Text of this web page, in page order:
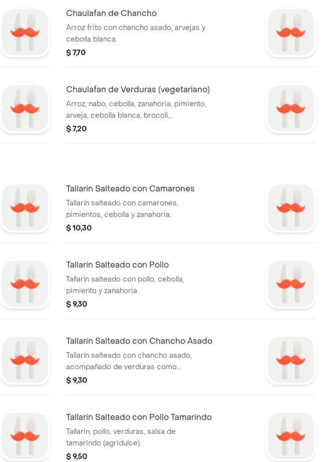
Chaulafan de Chancho
Arroz frito con chancho asado, arvejas y
cebolla blanca.
$ 7,70
Chaulafan de Verduras (vegetariano)
Arroz, nabo, cebolla, zanahoria, pimiento,
arveja, cebolla blanca, brocoli,
champiñones.
$ 7,20
Tallarin Salteado con Camarones
Tallarín salteado con camarones,
pimientos, cebolla y zanahoria.
$ 10,30
Tallarín Salteado con Pollo
Tallarín salteado con pollo, cebolla,
pimiento y zanahoria.
$ 9,30
Tallarín Salteado con Chancho Asado
Tallarín salteado con chancho asado,
acompañado de verduras como
pimientos y cebolla.
$ 9,30
Tallarín Salteado con Pollo Tamarindo
Tallarin, pollo, verduras, salsa de
tamarindo (agridulce).
$ 9,50